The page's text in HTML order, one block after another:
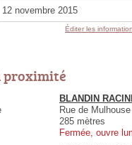
12 novembre 2015
Éditer les
proximité
BLANDIN
Rue de Mulhouse
285 mètres
Fermée, ouvre